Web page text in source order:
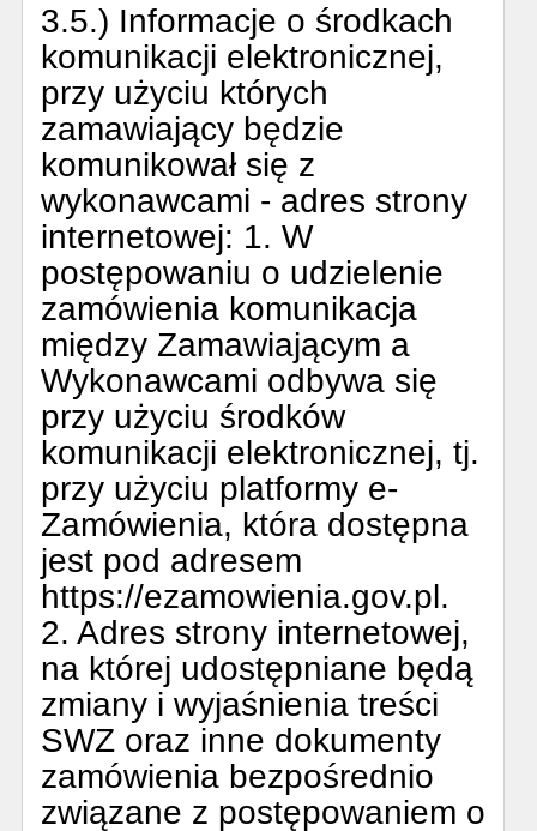
3.5.) Informacje o środkach
komunikacji elektronicznej,
przy użyciu których
zamawiający będzie
komunikował się z
wykonawcami - adres strony
internetowej: 1. W
postępowaniu o udzielenie
zamówienia komunikacja
między Zamawiającym a
Wykonawcami odbywa się
przy użyciu środków
komunikacji elektronicznej, tj.
przy użyciu platformy e-
Zamówienia, która dostępna
jest pod adresem
https://ezamowienia.gov.pl.
2. Adres strony internetowej,
na której udostępniane będą
zmiany i wyjaśnienia treści
SWZ oraz inne dokumenty
zamówienia bezpośrednio
związane z postępowaniem o